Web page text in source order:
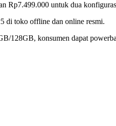
Rp7.499.000 untuk dua
di toko offline dan online resmi.
128GB, konsumen dapat